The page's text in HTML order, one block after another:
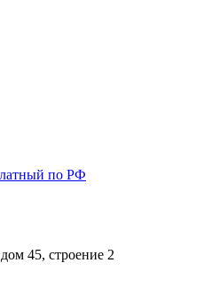
по РФ
45, строение 2